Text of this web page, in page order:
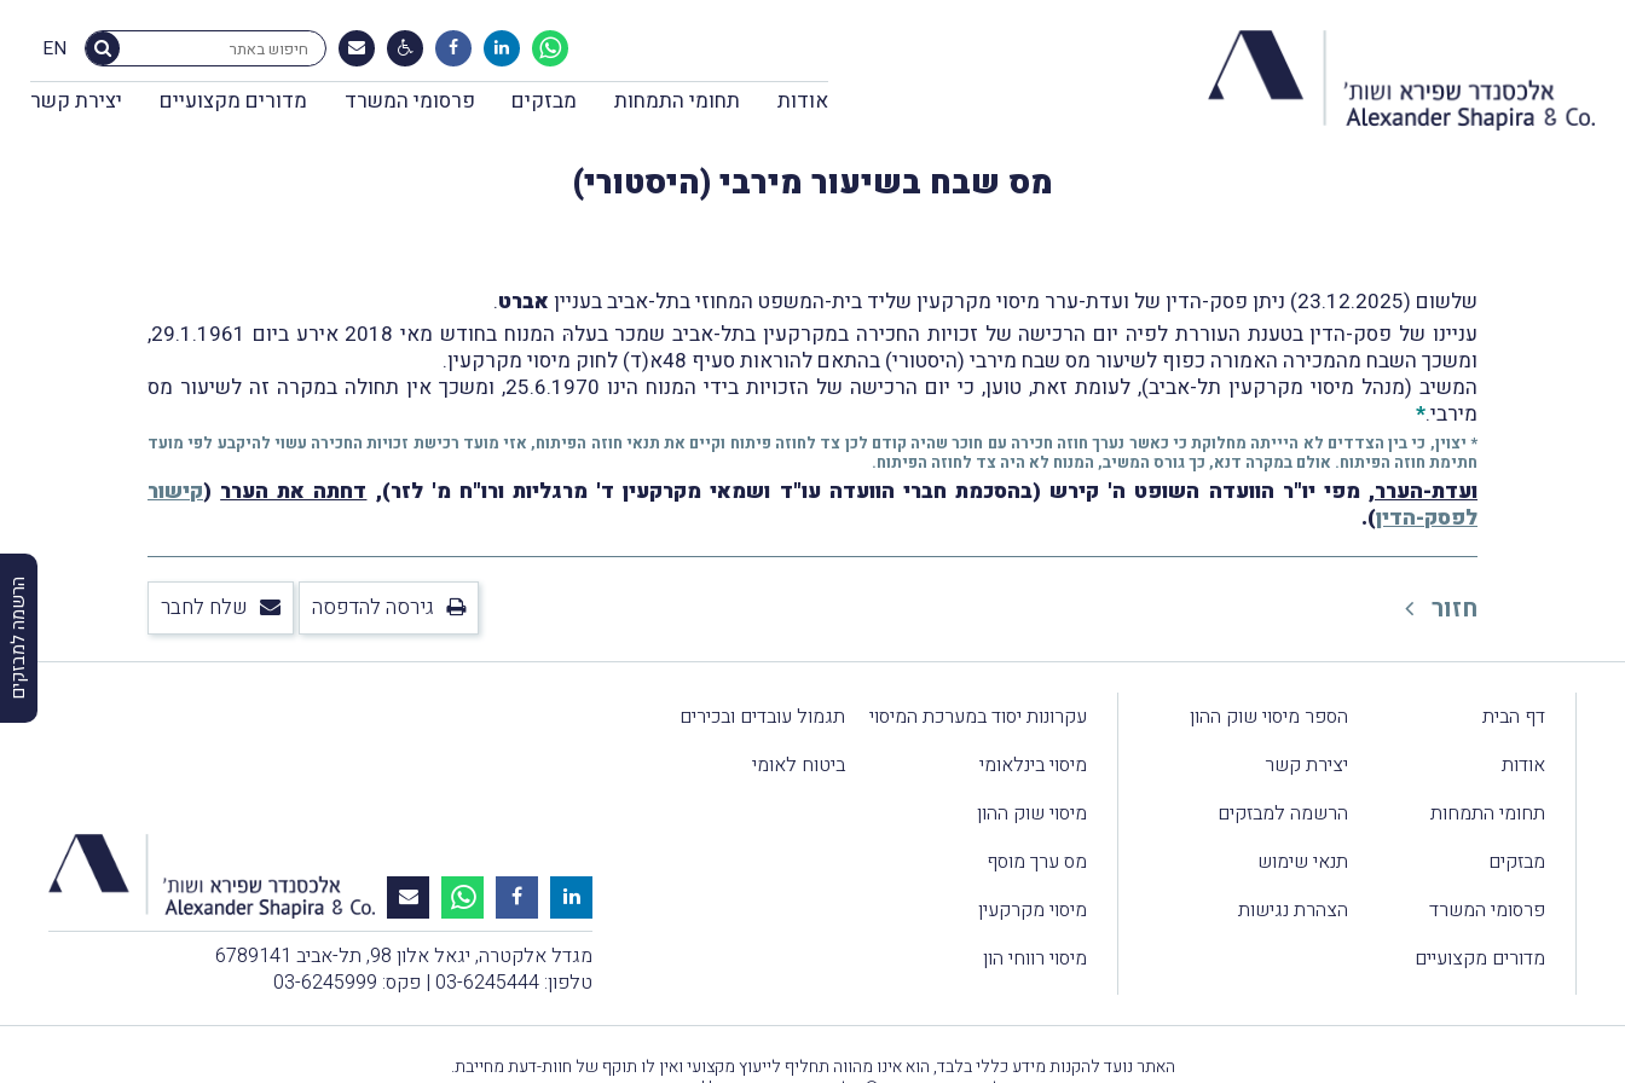
EN
אודות תחומי התמחות מבזקים פרסומי המשרד מדורים מקצועיים יצירת קשר
הרשמה למבזקים
מס שבח בשיעור מירבי (היסטורי)
שלשום (23.12.2025) ניתן פסק-הדין של ועדת-ערר מיסוי מקרקעין שליד בית-המשפט המחוזי בתל-אביב בעניין אברט.
עניינו של פסק-הדין בטענת העוררת לפיה יום הרכישה של זכויות החכירה במקרקעין בתל-אביב שמכר בעלהּ המנוח בחודש מאי 2018 אירע ביום 29.1.1961,
ומשכך השבח מהמכירה האמורה כפוף לשיעור מס שבח מירבי (היסטורי) בהתאם להוראות סעיף 48א(ד) לחוק מיסוי מקרקעין.
המשיב (מנהל מיסוי מקרקעין תל-אביב), לעומת זאת, טוען, כי יום הרכישה של הזכויות בידי המנוח הינו 25.6.1970, ומשכך אין תחולה במקרה זה לשיעור מס
מירבי.*
* יצוין, כי בין הצדדים לא היייתה מחלוקת כי כאשר נערך חוזה חכירה עם חוכר שהיה קודם לכן צד לחוזה פיתוח וקיים את תנאי חוזה הפיתוח, אזי מועד רכישת זכויות החכירה עשוי להיקבע לפי מועד
חתימת חוזה הפיתוח. אולם במקרה דנא, כך גורס המשיב, המנוח לא היה צד לחוזה הפיתוח.
ועדת-הערר, מפי יו"ר הוועדה השופט ה' קירש (בהסכמת חברי הוועדה עו"ד ושמאי מקרקעין ד' מרגליות ורו"ח מ' לזר), דחתה את הערר (קישור
לפסק-הדין).
חזור גירסה להדפסה שלח לחבר
דף הבית
אודות
תחומי התמחות
מבזקים
פרסומי המשרד
מדורים מקצועיים
הספר מיסוי שוק ההון
יצירת קשר
הרשמה למבזקים
תנאי שימוש
הצהרת נגישות
עקרונות יסוד במערכת המיסוי
מיסוי בינלאומי
מיסוי שוק ההון
מס ערך מוסף
מיסוי מקרקעין
מיסוי רווחי הון
תגמול עובדים ובכירים
ביטוח לאומי
מגדל אלקטרה, יגאל אלון 98, תל-אביב 6789141
טלפון: 03-6245444 | פקס: 03-6245999
האתר נועד להקנות מידע כללי בלבד, הוא אינו מהווה תחליף לייעוץ מקצועי ואין לו תוקף של חוות-דעת מחייבת.